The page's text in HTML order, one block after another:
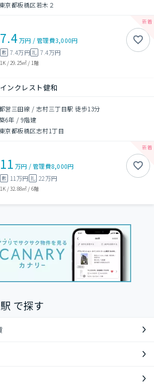
東京都板橋区若木２
7.4万円 /管理費3,000円
敷 7.4万円礼 7.4万円
1K / 29.25㎡ / 1階
ンクレスト健和
営三田線 / 志村三丁目駅 徒歩13分
6年 / 9階建
東京都板橋区志村1丁目
11 万円 /管理費8,000円
敷 11万円 礼 22万円
1K /32.88㎡ / 6階
で探す